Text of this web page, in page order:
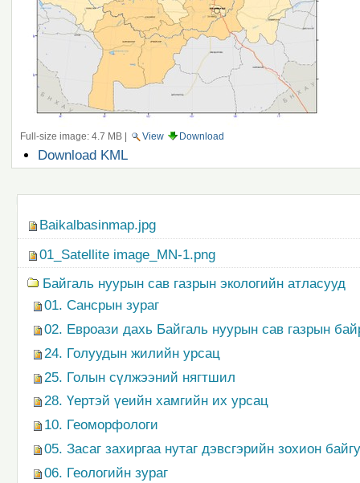
Full-size image: 4.7 MB| View Download
Document
Actions
Download KML
Baikalbasinmap.jpg
01_Satellite image_MN-1.png
Байгаль нуурын сав газрын экологийн атласууд
01. Сансрын зураг
02. Евроази дахь Байгаль нуурын сав газрын
24. Голуудын жилийн урсац
25. Голын сүлжээний нягтшил
28. Үертэй үеийн хамгийн их урсац
10. Геоморфологи
05. Засаг захиргаа нутаг дэвсгэрийн зохион
06. Геологийн зураг